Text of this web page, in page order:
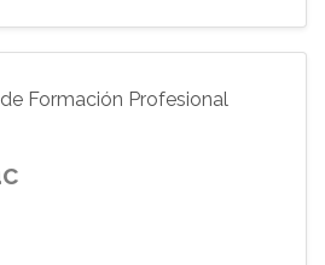
Formación Profesional